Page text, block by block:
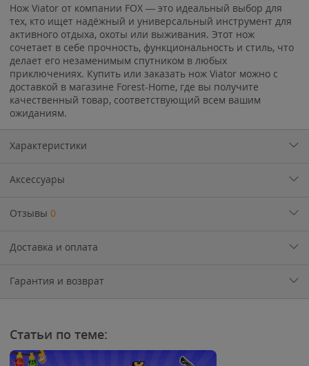
Нож Viator от компании FOX — это идеальный выбор для
тех, кто ищет надёжный и универсальный инструмент для
активного отдыха, охоты или выживания. Этот нож
сочетает в себе прочность, функциональность и стиль, что
делает его незаменимым спутником в любых
приключениях. Купить или заказать нож Viator можно с
доставкой в магазине Forest-Home, где вы получите
качественный товар, соответствующий всем вашим
ожиданиям.
Характеристики
Аксессуары
Отзывы 0
Доставка и оплата
Гарантия и возврат
Статьи по теме: